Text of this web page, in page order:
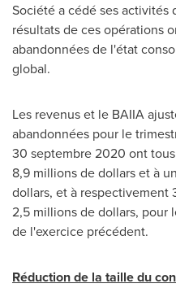
Société a cédé ses activités
résultats de ces opérations
abandonnées de l'état
global.
Les revenus et le BAIIA
abandonnées pour le
30 septembre 2020 ont
8,9 millions de dollars et à
dollars, et à respectivement
2,5 millions de dollars, pour
de l'exercice précédent.
Réduction de la taille du